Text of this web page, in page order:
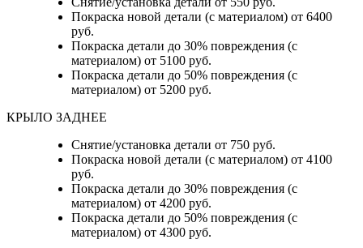
Покраска новой детали (с материалом) от 6400
руб.
Покраска детали до 30% повреждения (с
материалом) от 5100 руб.
Покраска детали до 50% повреждения (с
материалом) от 5200 руб.
КРЫЛО ЗАДНЕЕ
Снятие/установка детали от 750 руб.
Покраска новой детали (с материалом) от 4100
руб.
Покраска детали до 30% повреждения (с
материалом) от 4200 руб.
Покраска детали до 50% повреждения (с
материалом) от 4300 руб.